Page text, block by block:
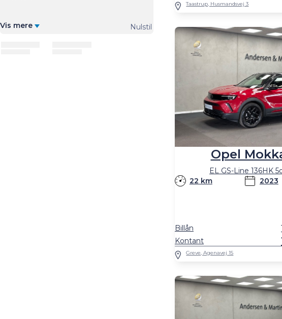
Vis mere Nulstil
Taastrup, Husmandsvej 3
Opel
EL GS-Line 136HK
22 km
2023
Kontant
Billån
Greve, Agenavej 15